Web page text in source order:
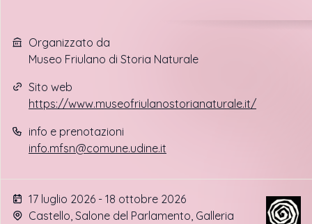
Organizzato da
Museo Friulano di Storia Naturale
Sito web
https://www.museofriulanostorianaturale.it/
info e prenotazioni
info.mfsn@comune.udine.it
17 luglio 2026 - 18 ottobre 2026
Castello, Salone del Parlamento, Galleria